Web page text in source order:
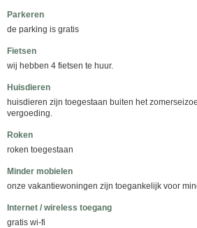
Parkeren
de parking is gratis
Fietsen
wij hebben 4 fietsen te huur.
Huisdieren
huisdieren zijn toegestaan buiten het
vergoeding.
Roken
roken toegestaan
Minder mobielen
onze vakantiewoningen zijn toegankelijk voor
Internet / wireless toegang
gratis wi-fi